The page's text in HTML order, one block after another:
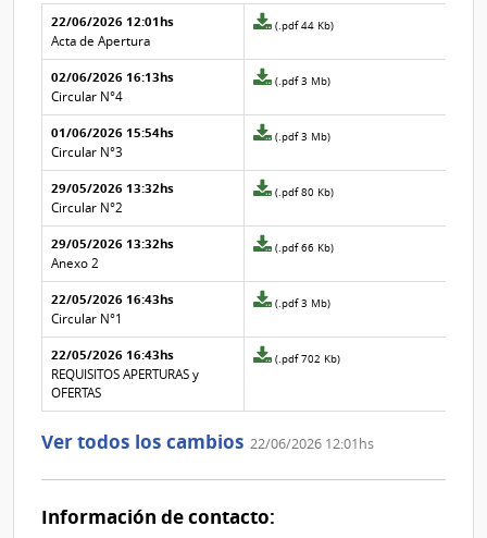
Aclaraciones del llamado
Fecha y
texto de
la
aclaración
Archivo
de la
aclaración
22/06/2026 12:01hs
Acta de Apertura
Archivo
de
la
Nº
6
(.pdf 44 Kb)
02/06/2026 16:13hs
Circular N°4
Archivo
de
la
Nº
5
(.pdf 3 Mb)
01/06/2026 15:54hs
Circular N°3
Archivo
de
la
Nº
4
(.pdf 3 Mb)
29/05/2026 13:32hs
Circular N°2
Archivo
de
la
Nº
3
(.pdf 80 Kb)
29/05/2026 13:32hs
Anexo 2
Archivo
de
la
Nº
2
(.pdf 66 Kb)
22/05/2026 16:43hs
Circular N°1
Archivo
de
la
1
(.pdf 3 Mb)
22/05/2026 16:43hs
REQUISITOS APERTURAS y
OFERTAS
Archivo
la
Nº
(.pdf 702 Kb)
Ver todos los cambios 22/06/2026 12:01hs
Información de contacto: